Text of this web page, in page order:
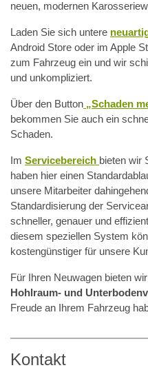
neuen, modernen
Laden Sie sich untere
Android Store oder im Apple
zum Fahrzeug ein und wir
und unkompliziert.
Über den Button „Schaden
bekommen Sie auch ein
Schaden.
Im Servicebereich bieten wir
haben hier einen
unsere Mitarbeiter
Standardisierung der
schneller, genauer und
diesem speziellen System
kostengünstiger für unsere
Für Ihren Neuwagen bieten
Hohlraum- und
Freude an Ihrem Fahrzeug
Kontakt